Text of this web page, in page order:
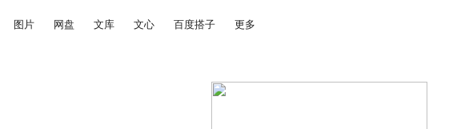
图片 网盘 文库 文心 百度搭子 更多